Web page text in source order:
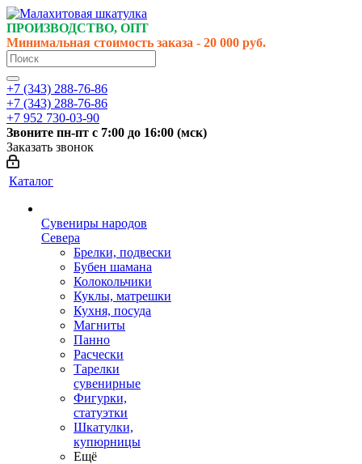
ПРОИЗВОДСТВО, ОПТ
Минимальная стоимость заказа - 20 000 руб.
+7 (343) 288-76-86
+7 (343) 288-76-86
+7 952 730-03-90
Звоните пн-пт с 7:00 до 16:00 (мск)
Заказать звонок
Каталог
Сувениры народов
Севера
Брелки, подвески
Бубен шамана
Колокольчики
Куклы, матрешки
Кухня, посуда
Магниты
Панно
Расчески
Тарелки
сувенирные
Фигурки,
статуэтки
Шкатулки,
купюрницы
Ещё